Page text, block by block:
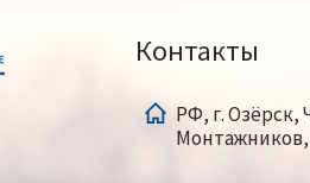
Контакты
РФ, г. Озёрск,
Монтажников,